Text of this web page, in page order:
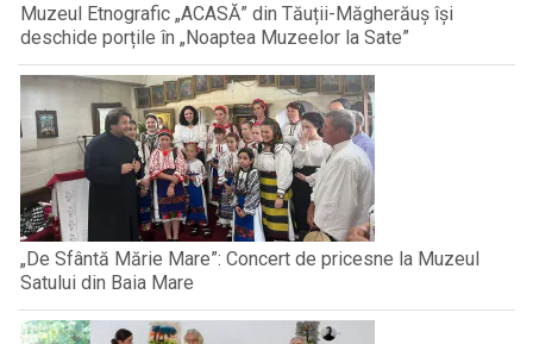
Muzeul Etnografic „ACASĂ” din Tăuții-Măgherăuș își
deschide porțile în „Noaptea Muzeelor la Sate”
„De Sfântă Mărie Mare”: Concert de pricesne la Muzeul
Satului din Baia Mare